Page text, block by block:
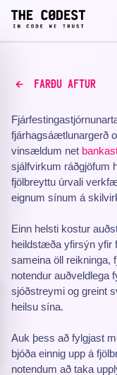
FARÐU AFTUR
fjárhagsáætlunargerð
vinsældum net
sjálfvirkum ráðgjöfum
fjölbreyttu úrvali
eignum sínum á
Einn helsti kostur
heildstæða yfirsýn yfir
sameina öll reikninga,
notendur auðveldlega
sjóðstreymi og greint
heilsu sína.
Auk þess að fylgjast
bjóða einnig upp á
notendum að taka